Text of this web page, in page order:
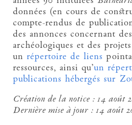
données (en cours de
compte-rendus de
des annonces concernant
archéologiques et des
un répertoire de liens
ressources, ainsi qu’un
publications hébergés sur
Création de la notice :14 août
Dernière mise à jour :14 août